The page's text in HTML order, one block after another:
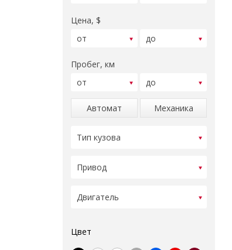
Цена, $
Пробег, км
Автомат Механика
Цвет